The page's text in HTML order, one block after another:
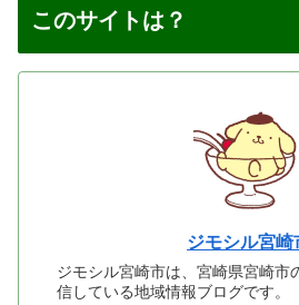
このサイトは？
ジモシル宮崎
ジモシル宮崎市は、宮崎県宮崎市
信している地域情報ブログです。